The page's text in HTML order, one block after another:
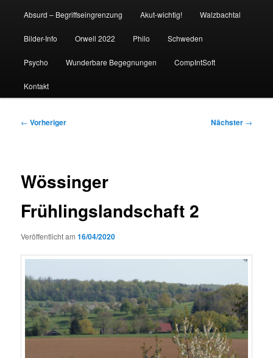
Absurd – Begriffseingrenzung Akut-wichtig! Walzbachtal
Bilder-Info Orwell 2022 Philo Schweden
Psycho Wunderbare Begegnungen CompIntSoft
Kontakt
Beitragsnavigation
← Vorheriger Nächster →
Wössinger
Frühlingslandschaft 2
Veröffentlicht am16/04/2020